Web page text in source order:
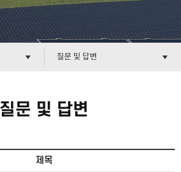
질문 및 답변
질문 및 답변
제목